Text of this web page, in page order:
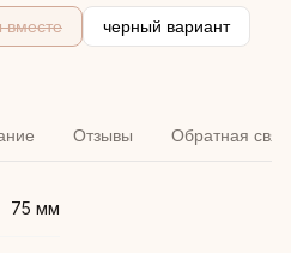
вместе черный вариант
Отзывы Обратная
75 мм